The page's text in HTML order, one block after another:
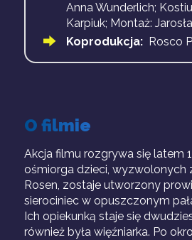
Anna Wunderlich;
Karpiuk; Montaż:
Koprodukcja: Rosco
O filmie
Akcja filmu rozgrywa się latem
ośmiorga dzieci, wyzwolonych
Rosen, zostaje utworzony
sierociniec w opuszczonym
Ich opiekunką staje się
również była więźniarka. Po